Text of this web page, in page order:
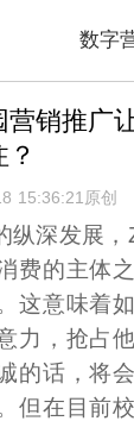
数字
营销推广
15:36:21 原创
纵深发展
费的主体
这意味着
力，抢占
的话，将
但在目前